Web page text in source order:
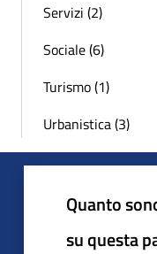
Servizi (2)
Sociale (6)
Turismo (1)
Urbanistica (3)
Quanto
su questa